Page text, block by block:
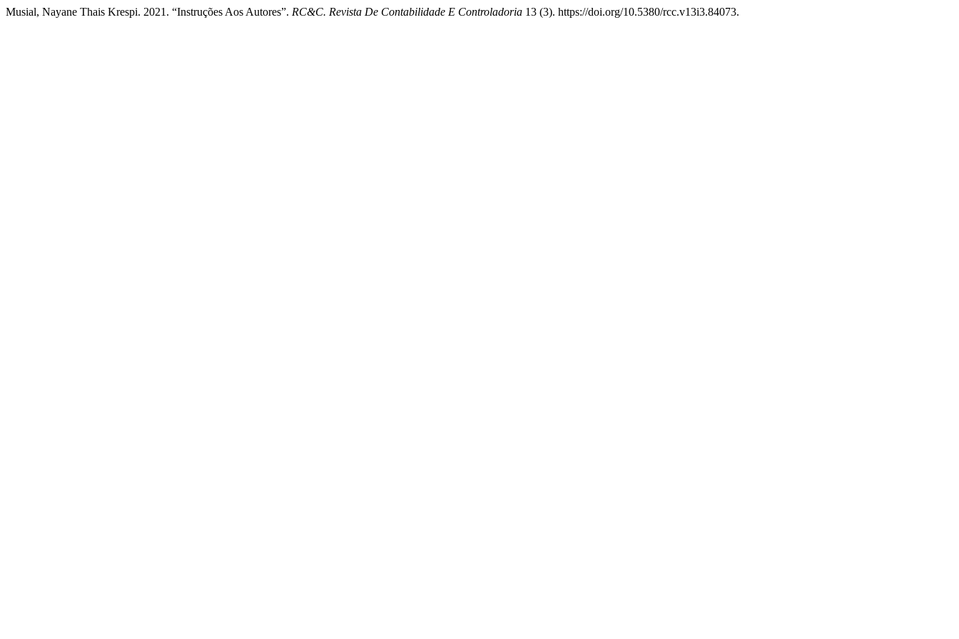
Musial, Nayane Thais Krespi. 2021. “Instruções Aos Autores”. RC&C. Revista De Contabilidade E Controladoria 13 (3). https://doi.org/10.5380/rcc.v13i3.84073.